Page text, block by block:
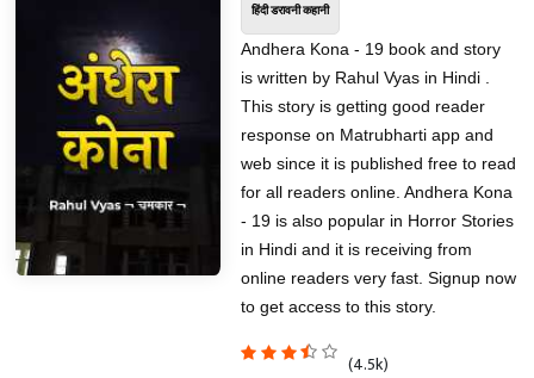
हिंदी डरावनी कहानी
Andhera Kona - 19 book and story
is written by Rahul Vyas in Hindi .
This story is getting good reader
response on Matrubharti app and
web since it is published free to read
for all readers online. Andhera Kona
- 19 is also popular in Horror Stories
in Hindi and it is receiving from
online readers very fast. Signup now
to get access to this story.
(4.5k)